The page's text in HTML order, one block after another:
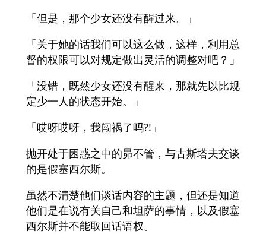
「但是，那个少女还没有醒过来。」
「关于她的话我们可以这么做，这样，利用总
督的权限可以对规定做出灵活的调整对吧？」
「没错，既然少女还没有醒来，那就先以比规
定少一人的状态开始。」
「哎呀哎呀，我闯祸了吗?!」
抛开处于困惑之中的昴不管，与古斯塔夫交谈
的是假塞西尔斯。
虽然不清楚他们谈话内容的主题，但还是知道
他们是在说有关自己和坦萨的事情，以及假塞
西尔斯并不能取回话语权。